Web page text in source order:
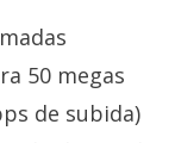
50 megas
de subida)